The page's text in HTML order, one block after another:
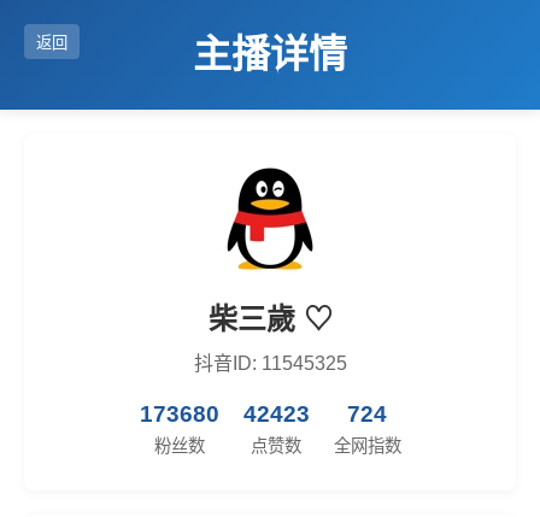
返回 主播详情
柴三歲 ♡
抖音ID: 11545325
173680
粉丝数
42423
点赞数
724
全网指数